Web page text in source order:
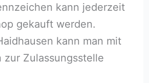
kann jederzeit
gekauft werden.
kann man mit
zur Zulassungsstelle